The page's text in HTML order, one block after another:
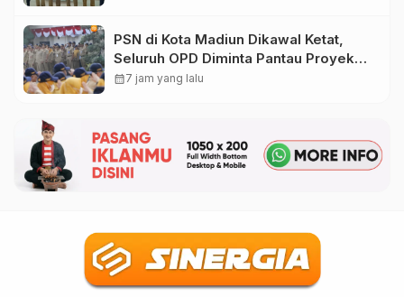
PSN di Kota Madiun Dikawal Ketat,
Seluruh OPD Diminta Pantau Proyek
hingga Proses di Kementerian
calendar_month7 jam yang lalu